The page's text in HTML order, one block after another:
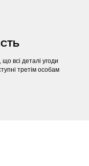
всі деталі угоди
третім особам